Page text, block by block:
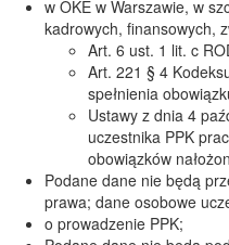
w OKE w Warszawie, w
kadrowych, finansowych,
Art. 6 ust. 1 lit. c
Art. 221 § 4
spełnienia
Ustawy z dnia 4
uczestnika PPK
obowiązków
Podane dane nie będą
prawa; dane osobowe
o prowadzenie PPK;